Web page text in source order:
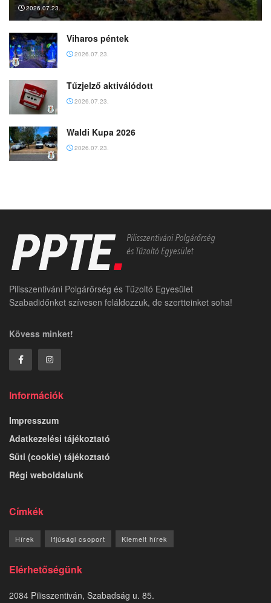
2026.07.23.
Viharos péntek
2026.07.23.
Tűzjelző aktiválódott
2026.07.23.
Waldi Kupa 2026
2026.07.23.
Pilisszentiváni Polgárőrség és Tűzoltó Egyesület
Szabadidőnket szívesen feláldozzuk, de szertteinket soha!
Kövess minket!
Információk
Impresszum
Adatkezelési tájékoztató
Süti (cookie) tájékoztató
Régi weboldalunk
Címkék
Hírek Ifjúsági csoport Kiemelt hírek
Elérhetőségünk
2084 Pilisszentiván, Szabadság u. 85.